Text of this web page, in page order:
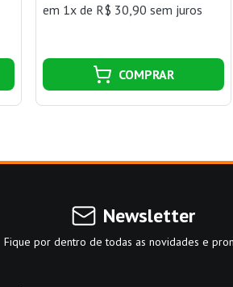
em 1x de R$ 30,90 sem juros
COMPRAR
Newsletter
Fique por dentro de todas as novidades e